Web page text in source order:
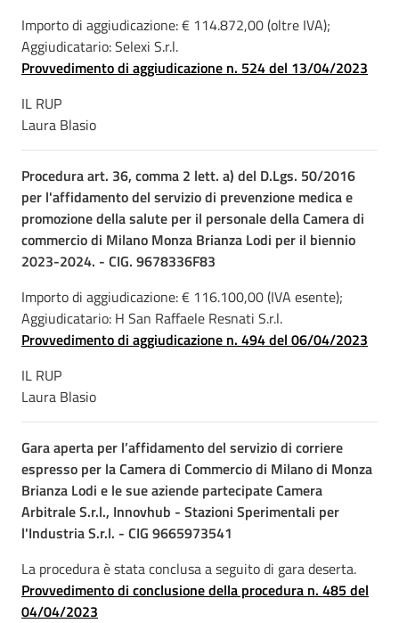
Importo di aggiudicazione: € 114.872,00 (oltre IVA);
Aggiudicatario: Selexi S.r.l.
Provvedimento di aggiudicazione n. 524 del 13/04/2023
IL RUP
Laura Blasio
Procedura art. 36, comma 2 lett. a) del D.Lgs. 50/2016
per l'affidamento del servizio di prevenzione medica e
promozione della salute per il personale della Camera di
commercio di Milano Monza Brianza Lodi per il biennio
2023-2024. - CIG. 9678336F83
Importo di aggiudicazione: € 116.100,00 (IVA esente);
Aggiudicatario: H San Raffaele Resnati S.r.l.
Provvedimento di aggiudicazione n. 494 del 06/04/2023
IL RUP
Laura Blasio
Gara aperta per l’affidamento del servizio di corriere
espresso per la Camera di Commercio di Milano di Monza
Brianza Lodi e le sue aziende partecipate Camera
Arbitrale S.r.l., Innovhub - Stazioni Sperimentali per
l'Industria S.r.l. - CIG 9665973541
La procedura è stata conclusa a seguito di gara deserta.
Provvedimento di conclusione della procedura n. 485 del
04/04/2023